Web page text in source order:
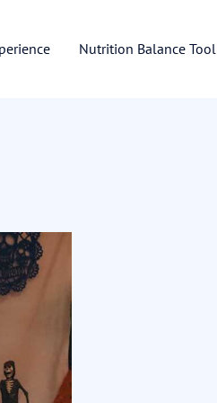
Nutrition Balance Tool